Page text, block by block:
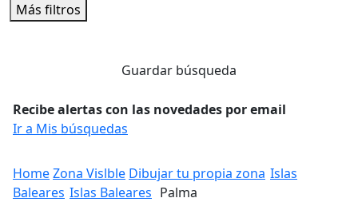
Más filtros
Guardar búsqueda
Recibe alertas con las novedades por email
Ir a Mis búsquedas
HomeZona Vislble Dibujar tu propia zona Islas
Baleares Islas Baleares Palma